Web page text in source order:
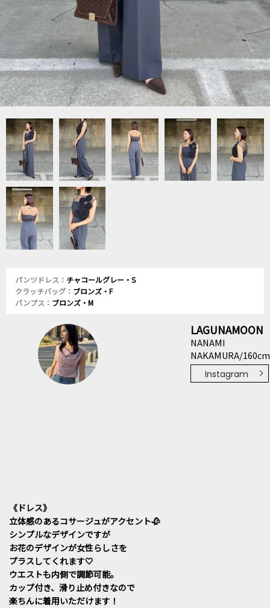
パンツドレス： チャコールグレー・S
クラッチバッグ： ブロンズ・F
パンプス： ブロンズ・M
LAGUNAMOON
NANAMI
NAKAMURA/160cm
Instagram
《ドレス》
立体感のあるコサージュがアクセント🥀
シンプルなデザインですが
お花のデザインが女性らしさを
プラスしてくれます🤍
ウエストも内側で調節可能。
カップ付き、滑り止め付きなので
楽ちんに着用いただけます！